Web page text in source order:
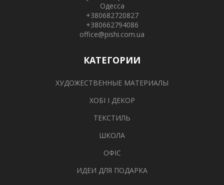
Одесса
+380682720827
+380662794086
office@pishi.com.ua
КАТЕГОРИИ
ХУДОЖЕСТВЕННЫЕ МАТЕРИАЛЫ
ХОБІ І ДЕКОР
ТЕКСТИЛЬ
ШКОЛА
ОФІС
ИДЕИ ДЛЯ ПОДАРКА